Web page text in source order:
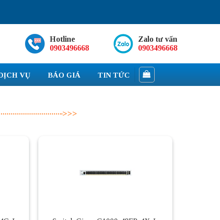
Hotline
0903496668
Zalo tư vấn
0903496668
VỤ BÁO GIÁ TIN TỨC